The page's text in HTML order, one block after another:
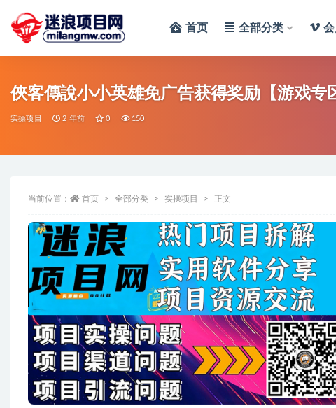
首页 全部分类
俠客傳說小小英雄免广告获得奖励【游戏专
实操项目 2 年前 0 150
当前位置： 首页 全部分类 实操项目 正文